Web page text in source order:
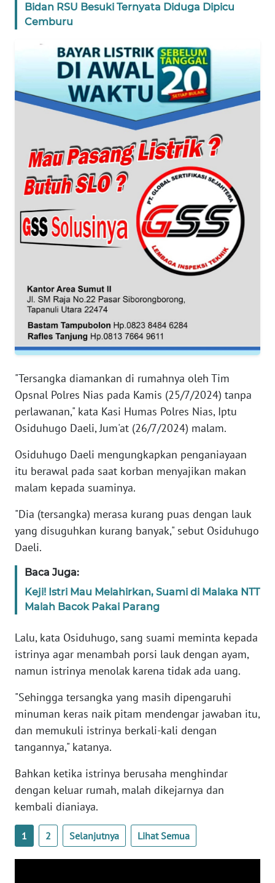
Bidan RSU Besuki Ternyata Diduga Dipicu
Cemburu
"Tersangka diamankan di rumahnya oleh Tim
Opsnal Polres Nias pada Kamis (25/7/2024) tanpa
perlawanan," kata Kasi Humas Polres Nias, Iptu
Osiduhugo Daeli, Jum'at (26/7/2024) malam.
Osiduhugo Daeli mengungkapkan penganiayaan
itu berawal pada saat korban menyajikan makan
malam kepada suaminya.
"Dia (tersangka) merasa kurang puas dengan lauk
yang disuguhkan kurang banyak," sebut Osiduhugo
Daeli.
Baca Juga:
Keji! Istri Mau Melahirkan, Suami di Malaka NTT
Malah Bacok Pakai Parang
Lalu, kata Osiduhugo, sang suami meminta kepada
istrinya agar menambah porsi lauk dengan ayam,
namun istrinya menolak karena tidak ada uang.
"Sehingga tersangka yang masih dipengaruhi
minuman keras naik pitam mendengar jawaban itu,
dan memukuli istrinya berkali-kali dengan
tangannya," katanya.
Bahkan ketika istrinya berusaha menghindar
dengan keluar rumah, malah dikejarnya dan
kembali dianiaya.
1 2 Selanjutnya Lihat Semua
Regional
WN
WN
JAKARTA
JABAR
WN
BANTEN
WN
NTT
KEPRI
WN
PAPUA
PAPUA
BARAT
WN
WN
SERAMBI
WN
JAMBI
SULTRA
WN
WN
SULTENG
WN
SULBAR
WN
BABEL
WN
SUMBAR
SUMSEL